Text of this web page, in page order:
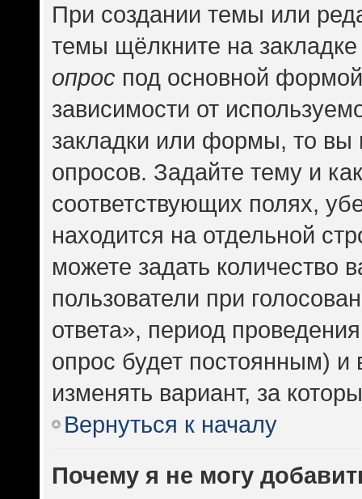
При создании темы или
темы щёлкните на
опрос под основной
зависимости от
закладки или формы, то вы
опросов. Задайте тему и
соответствующих полях,
находится на отдельной
можете задать количество
пользователи при
ответа», период
опрос будет постоянным) и
изменять вариант, за
Вернуться к началу
Почему я не могу